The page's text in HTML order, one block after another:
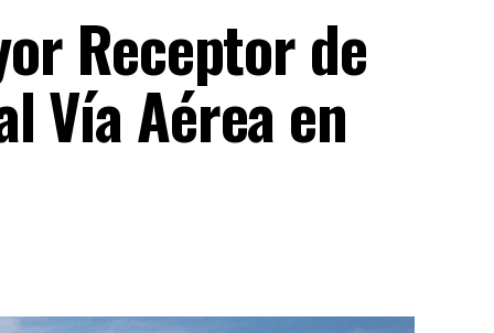
Receptor de
Vía Aérea en